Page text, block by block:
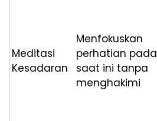
Meditasi
Kesadaran
Menfokuskan
perhatian pada
saat ini tanpa
menghakimi